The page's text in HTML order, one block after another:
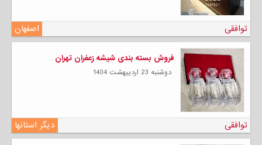
اصفهان توافقی
فروش بسته بندی شیشه زعفران تهران
دوشنبه 23 ارديبهشت 1404
دیگر استانها توافقی